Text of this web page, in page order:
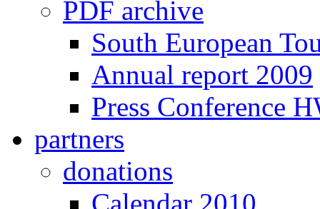
PDF archive
South European
Annual report 2009
Press Conference
partners
donations